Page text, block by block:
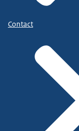
Contact